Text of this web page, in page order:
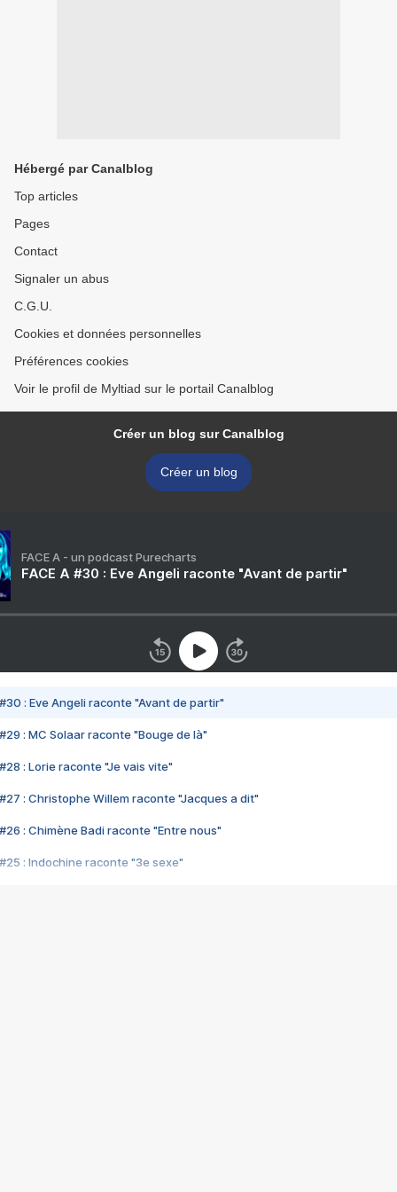
Hébergé par Canalblog
Top articles
Pages
Contact
Signaler un abus
C.G.U.
Cookies et données personnelles
Préférences cookies
Voir le profil de Myltiad sur le portail Canalblog
Créer un blog sur Canalblog
Créer un blog
FACE A - un podcast Purecharts
FACE A #30 : Eve Angeli raconte "Avant de partir"
#30 : Eve Angeli raconte "Avant de partir"
#29 : MC Solaar raconte "Bouge de là"
#28 : Lorie raconte "Je vais vite"
#27 : Christophe Willem raconte "Jacques a dit"
#26 : Chimène Badi raconte "Entre nous"
#25 : Indochine raconte "3e sexe"